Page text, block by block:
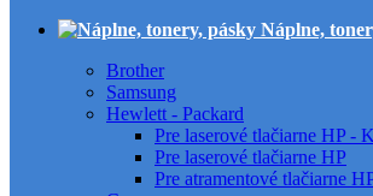
Náplne,
Brother
Samsung
Hewlett - Packard
Pre laserové tlačiarne HP -
Pre laserové tlačiarne HP
Pre atramentové tlačiarne